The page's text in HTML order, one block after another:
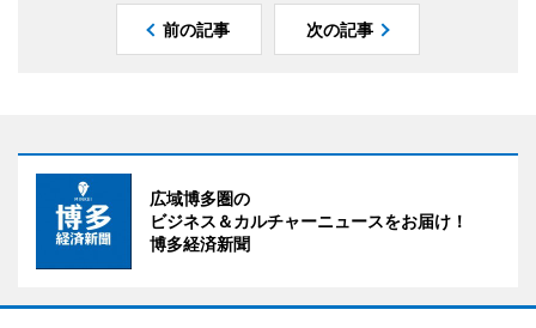
前の記事 次の記事
広域博多圏の
ビジネス＆カルチャーニュースをお届け！
博多経済新聞